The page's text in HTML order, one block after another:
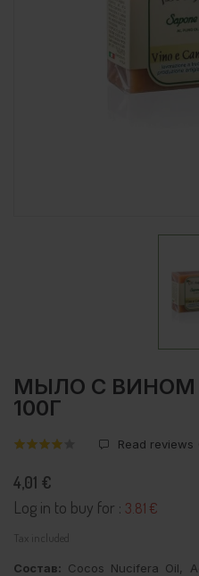
МЫЛО С ВИНОМ
100Г
Read reviews
4,01 €
Log in to buy for : 3.81 €
Tax included
Состав: Cocos Nucifera Oil,